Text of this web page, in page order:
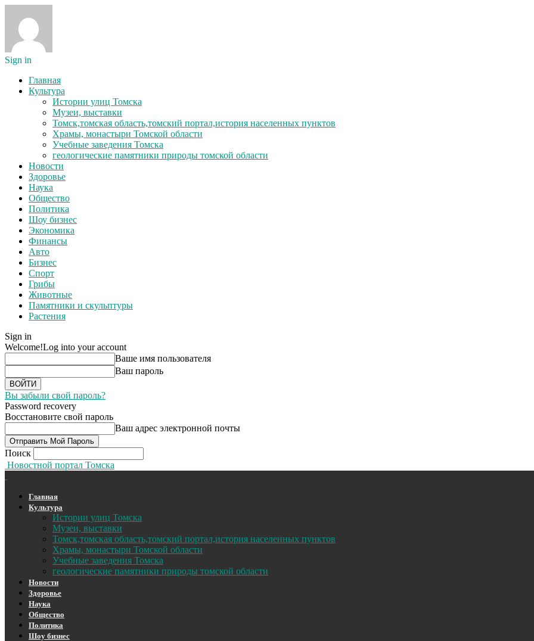
Sign in
Главная
Культура
Истории улиц Томска
Музеи, выставки
Томск,томская область,томский портал,история населенных пунктов
Храмы, монастыри Томской области
Учебные заведения Томска
геологические памятники природы томской области
Новости
Здоровье
Наука
Общество
Политика
Шоу бизнес
Экономика
Финансы
Авто
Бизнес
Спорт
Грибы
Животные
Памятники и скульптуры
Растения
Sign in
Welcome!Log into your account
Ваше имя пользователя
Ваш пароль
Вы забыли свой пароль?
Password recovery
Восстановите свой пароль
Ваш адрес электронной почты
Поиск
Новостной портал Томска
Главная
Культура
Истории улиц Томска
Музеи, выставки
Томск,томская область,томский портал,история населенных пунктов
Храмы, монастыри Томской области
Учебные заведения Томска
геологические памятники природы томской области
Новости
Здоровье
Наука
Общество
Политика
Шоу бизнес